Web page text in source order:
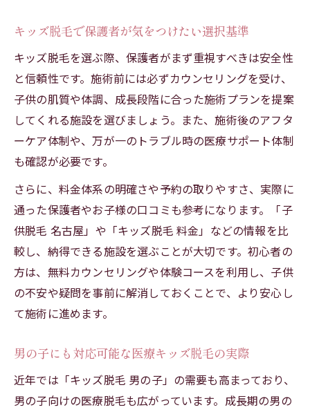
キッズ脱毛で保護者が気をつけたい選択基準
キッズ脱毛を選ぶ際、保護者がまず重視すべきは安全性
と信頼性です。施術前には必ずカウンセリングを受け、
子供の肌質や体調、成長段階に合った施術プランを提案
してくれる施設を選びましょう。また、施術後のアフタ
ーケア体制や、万が一のトラブル時の医療サポート体制
も確認が必要です。
さらに、料金体系の明確さや予約の取りやすさ、実際に
通った保護者やお子様の口コミも参考になります。「子
供脱毛 名古屋」や「キッズ脱毛 料金」などの情報を比
較し、納得できる施設を選ぶことが大切です。初心者の
方は、無料カウンセリングや体験コースを利用し、子供
の不安や疑問を事前に解消しておくことで、より安心し
て施術に進めます。
男の子にも対応可能な医療キッズ脱毛の実際
近年では「キッズ脱毛 男の子」の需要も高まっており、
男の子向けの医療脱毛も広がっています。成長期の男の